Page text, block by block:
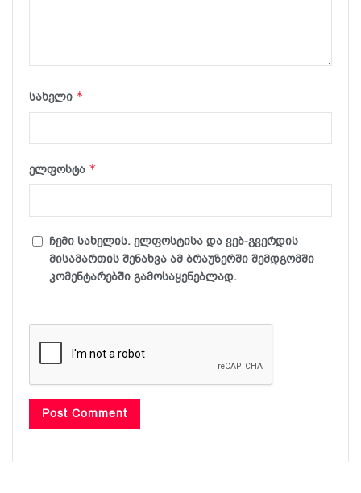
სახელი *
ელფოსტა *
ჩემი სახელის. ელფოსტისა და ვებ-გვერდის
მისამართის შენახვა ამ ბრაუზერში შემდგომში
კომენტარებში გამოსაყენებლად.